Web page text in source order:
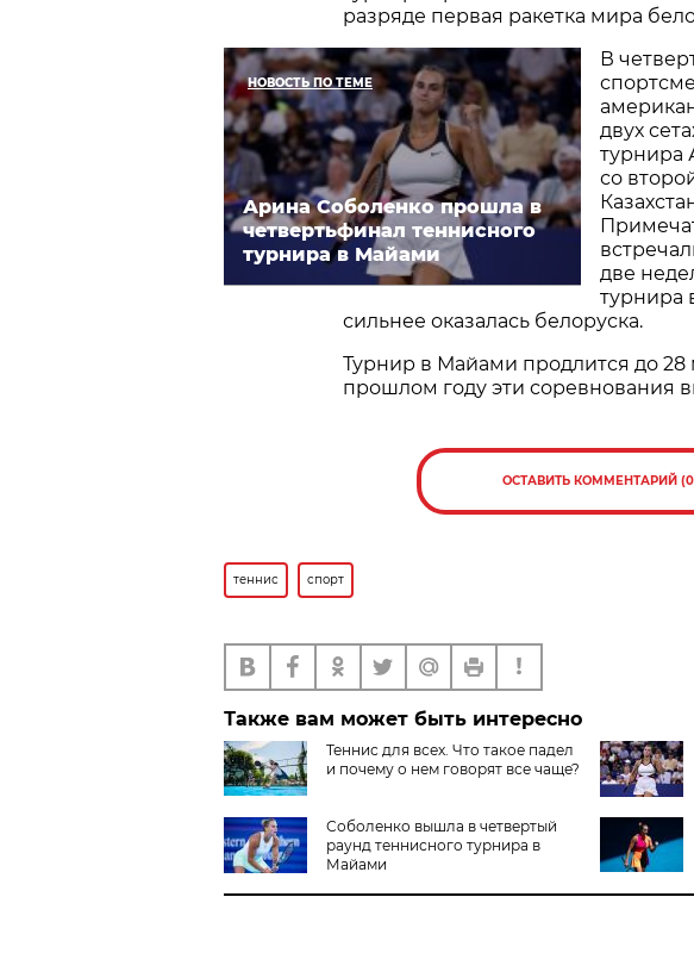
разряде первая ракетка мира
НОВОСТЬ ПО ТЕМЕ
Арина Соболенко прошла в
четвертьфинал теннисного
турнира в Майами
В
двух
турнира
со
две
турнира
сильнее оказалась белоруска.
Турнир в Майами продлится до
прошлом году эти соревнования
ОСТАВИТЬ КОММЕНТАРИЙ
теннис спорт
Также вам может быть интересно
Теннис для всех. Что такое падел
и почему о нем говорят все чаще?
Соболенко вышла в четвертый
раунд теннисного турнира в
Майами